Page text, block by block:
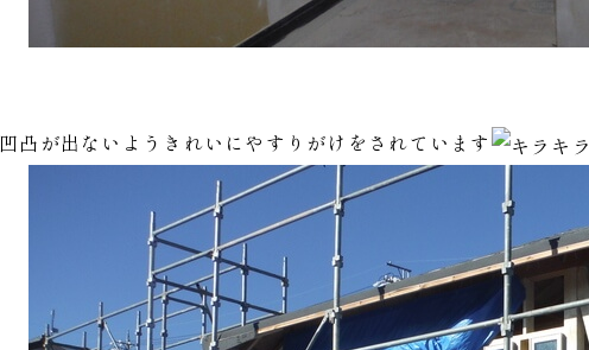
凹凸が出ないようきれいにやすりがけをされています